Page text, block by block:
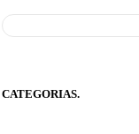
p
a
CATEGORIAS